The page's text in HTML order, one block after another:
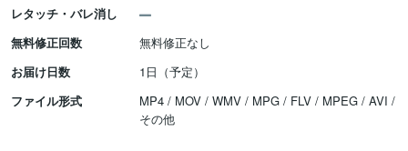
レタッチ・バレ消し
無料修正回数
無料修正なし
お届け日数
1日（予定）
ファイル形式
MP4 / MOV / WMV / MPG / FLV / MPEG / AVI /
その他